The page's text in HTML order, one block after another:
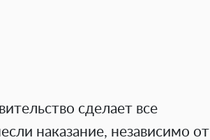
сделает все
наказание, независимо от